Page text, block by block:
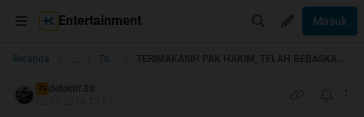
Entertainment Masuk
Beranda ... The Lounge
TS detektif.88